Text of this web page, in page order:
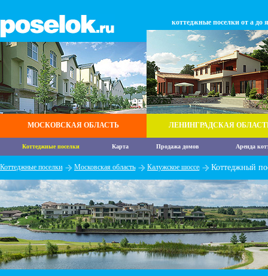
МОСКОВСКАЯ ОБЛАСТЬ
коттеджные поселки от а до я
ЛЕНИНГРАДСКАЯ
Коттеджные поселки Карта Продажа домов Аренда
Коттеджные поселки Московская область Калужское шоссе Коттеджный